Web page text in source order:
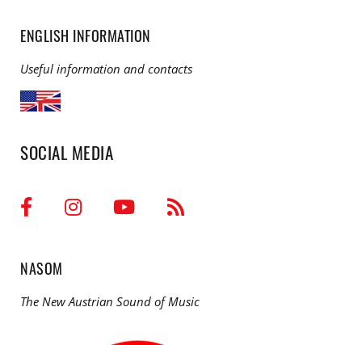
ENGLISH INFORMATION
Useful information and contacts
SOCIAL MEDIA
NASOM
The New Austrian Sound of Music